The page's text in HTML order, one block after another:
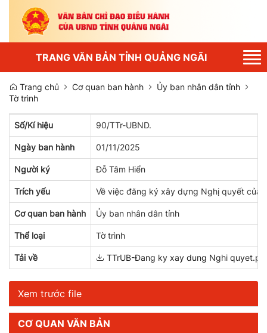
TRANG VĂN BẢN TỈNH QUẢNG NGÃI
CƠ QUAN VĂN BẢN
Trang chủ Cơ quan ban hành
Ủy ban nhân dân tỉnh
Tờ trình
Số/Kí hiệu 90/TTr-UBND.
Ngày ban hành 01/11/2025
Người ký Đỗ Tâm Hiển
Trích yếu Về việc đăng ký xây dựng Nghị quyết của
Cơ quan ban hành Ủy ban nhân dân tỉnh
Thể loại Tờ trình
Tải về TTrUB-Đang ky xay dung Nghi
Xem trước file